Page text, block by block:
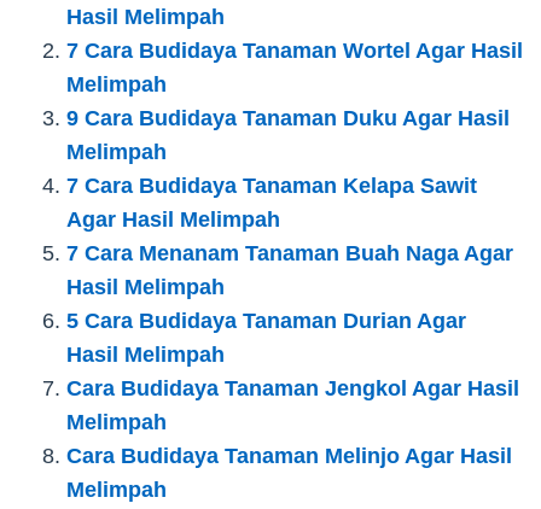
Hasil Melimpah
7 Cara Budidaya Tanaman Wortel Agar Hasil
Melimpah
9 Cara Budidaya Tanaman Duku Agar Hasil
Melimpah
7 Cara Budidaya Tanaman Kelapa Sawit
Agar Hasil Melimpah
7 Cara Menanam Tanaman Buah Naga Agar
Hasil Melimpah
5 Cara Budidaya Tanaman Durian Agar
Hasil Melimpah
Cara Budidaya Tanaman Jengkol Agar Hasil
Melimpah
Cara Budidaya Tanaman Melinjo Agar Hasil
Melimpah